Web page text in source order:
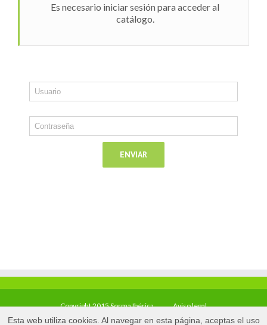
Es necesario iniciar sesión para acceder al
catálogo.
Copyright 2015 Sorma Ibérica Aviso legal
Esta web utiliza cookies. Al navegar en esta página, aceptas el uso